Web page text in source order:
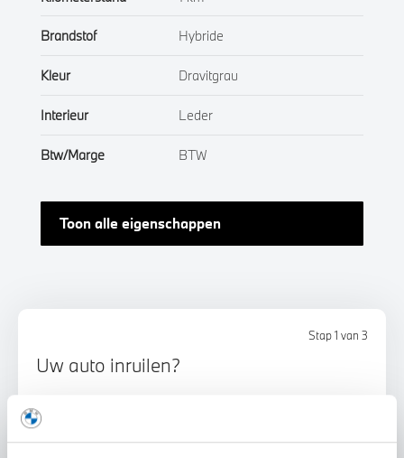
Stap 1 van 3
Uw auto inruilen?
Brandstof Hybride
Kleur Dravitgrau
Interieur Leder
Btw/Marge BTW
Toon alle eigenschappen